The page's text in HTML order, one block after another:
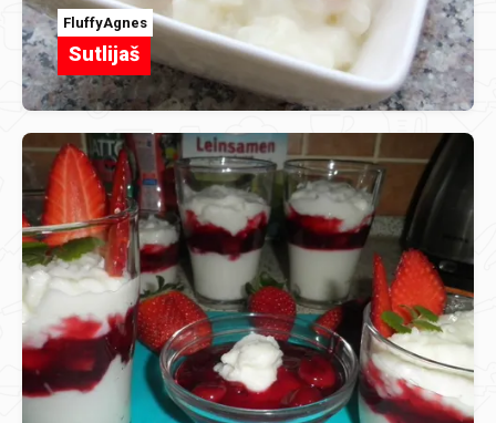
FluffyAgnes
Sutlijaš